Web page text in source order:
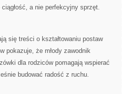
a nie perfekcyjny sprzęt.
się treści o kształtowaniu postaw
pokazuje, że młody zawodnik
dla rodziców pomagają wspierać
budować radość z ruchu.